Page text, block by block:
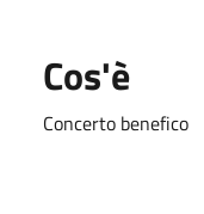
Cos'è
Concerto benefico